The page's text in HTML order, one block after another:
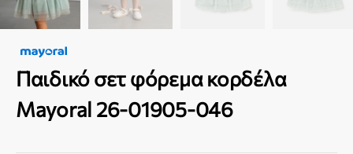
Παιδικό σετ φόρεμα κορδέλα
Mayoral 26-01905-046